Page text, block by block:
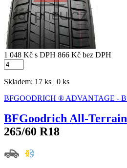
1 048 Kč s DPH 866 Kč bez DPH
Skladem: 17 ks | 0 ks
BFGOODRICH ® ADVANTAGE -
BFGoodrich All-
265/60 R18